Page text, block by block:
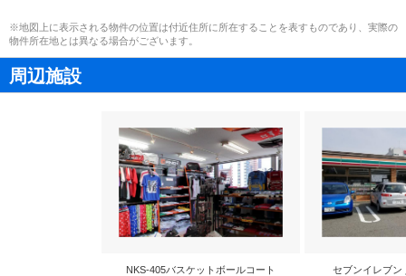
※地図上に表示される物件の位置は付近住所に所在することを表すものであり、実際の
物件所在地とは異なる場合がございます。
周辺施設
NKS-405バスケットボールコート セブンイレブン